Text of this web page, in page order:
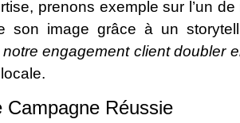
prenons exemple sur l’un
son image grâce à un
engagement client doubler
Campagne Réussie